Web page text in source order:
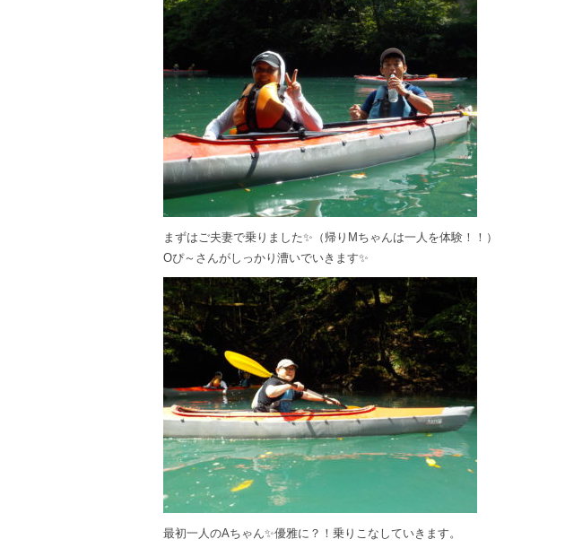
まずはご夫妻で乗りました✨（帰りMちゃんは一人を体験！！）
Oぴ～さんがしっかり漕いでいきます✨
最初一人のAちゃん✨優雅に？！乗りこなしていきます。